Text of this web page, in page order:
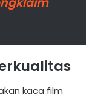
kaca film